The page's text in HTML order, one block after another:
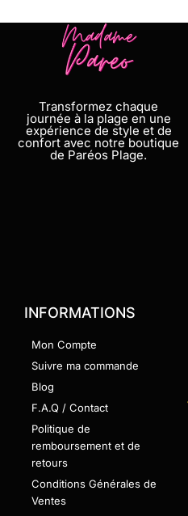
Transformez chaque
journée à la plage en une
expérience de style et de
confort avec notre boutique
de Paréos Plage.
INFORMATIONS
Mon Compte
Suivre ma commande
Blog
F.A.Q / Contact
Politique de
remboursement et de
retours
Conditions Générales de
Ventes